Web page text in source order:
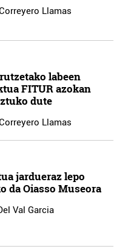
Llamas
labeen
FITUR azokan
dute
Llamas
jardueraz lepo
da Oiasso Museora
Val Garcia